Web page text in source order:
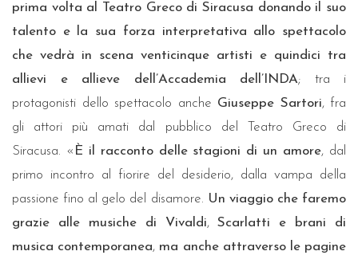
prima volta al Teatro Greco di Siracusa donando il suo
talento e la sua forza interpretativa allo spettacolo
che vedrà in scena venticinque artisti e quindici tra
allievi e allieve dell’Accademia dell’INDA; tra i
protagonisti dello spettacolo anche Giuseppe Sartori, fra
gli attori più amati dal pubblico del Teatro Greco di
Siracusa. « È il racconto delle stagioni di un amore, dal
primo incontro al fiorire del desiderio, dalla vampa della
passione fino al gelo del disamore. Un viaggio che faremo
grazie alle musiche di Vivaldi,Scarlatti e brani di
musica contemporanea, ma anche attraverso le pagine